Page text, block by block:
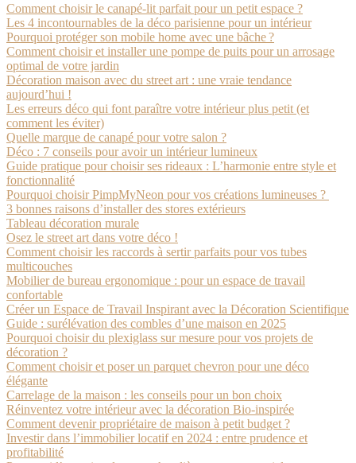
Comment choisir le canapé-lit parfait pour un petit espace ?
Les 4 incontournables de la déco parisienne pour un intérieur
Pourquoi protéger son mobile home avec une bâche ?
Comment choisir et installer une pompe de puits pour un arrosage
optimal de votre jardin
Décoration maison avec du street art : une vraie tendance
aujourd’hui !
Les erreurs déco qui font paraître votre intérieur plus petit (et
comment les éviter)
Quelle marque de canapé pour votre salon ?
Déco : 7 conseils pour avoir un intérieur lumineux
Guide pratique pour choisir ses rideaux : L’harmonie entre style et
fonctionnalité
Pourquoi choisir PimpMyNeon pour vos créations lumineuses ?
3 bonnes raisons d’installer des stores extérieurs
Tableau décoration murale
Osez le street art dans votre déco !
Comment choisir les raccords à sertir parfaits pour vos tubes
multicouches
Mobilier de bureau ergonomique : pour un espace de travail
confortable
Créer un Espace de Travail Inspirant avec la Décoration Scientifique
Guide : surélévation des combles d’une maison en 2025
Pourquoi choisir du plexiglass sur mesure pour vos projets de
décoration ?
Comment choisir et poser un parquet chevron pour une déco
élégante
Carrelage de la maison : les conseils pour un bon choix
Réinventez votre intérieur avec la décoration Bio-inspirée
Comment devenir propriétaire de maison à petit budget ?
Investir dans l’immobilier locatif en 2024 : entre prudence et
profitabilité